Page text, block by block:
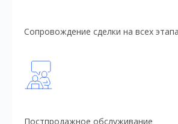
Сопровождение сделки на всех
Постпродажное обслуживание